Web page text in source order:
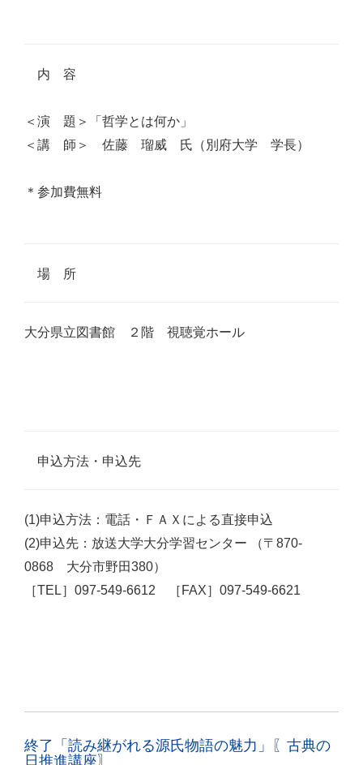
内 容
＜演 題＞「哲学とは何か」
＜講 師＞ 佐藤 瑠威 氏（別府大学 学長）
＊参加費無料
場 所
大分県立図書館 ２階 視聴覚ホール
申込方法・申込先
(1)申込方法：電話・ＦＡＸによる直接申込
(2)申込先：放送大学大分学習センター （〒870-
0868 大分市野田380）
［TEL］097-549-6612 ［FAX］097-549-6621
終了「読み継がれる源氏物語の魅力」〖古典の
日推進講座〗